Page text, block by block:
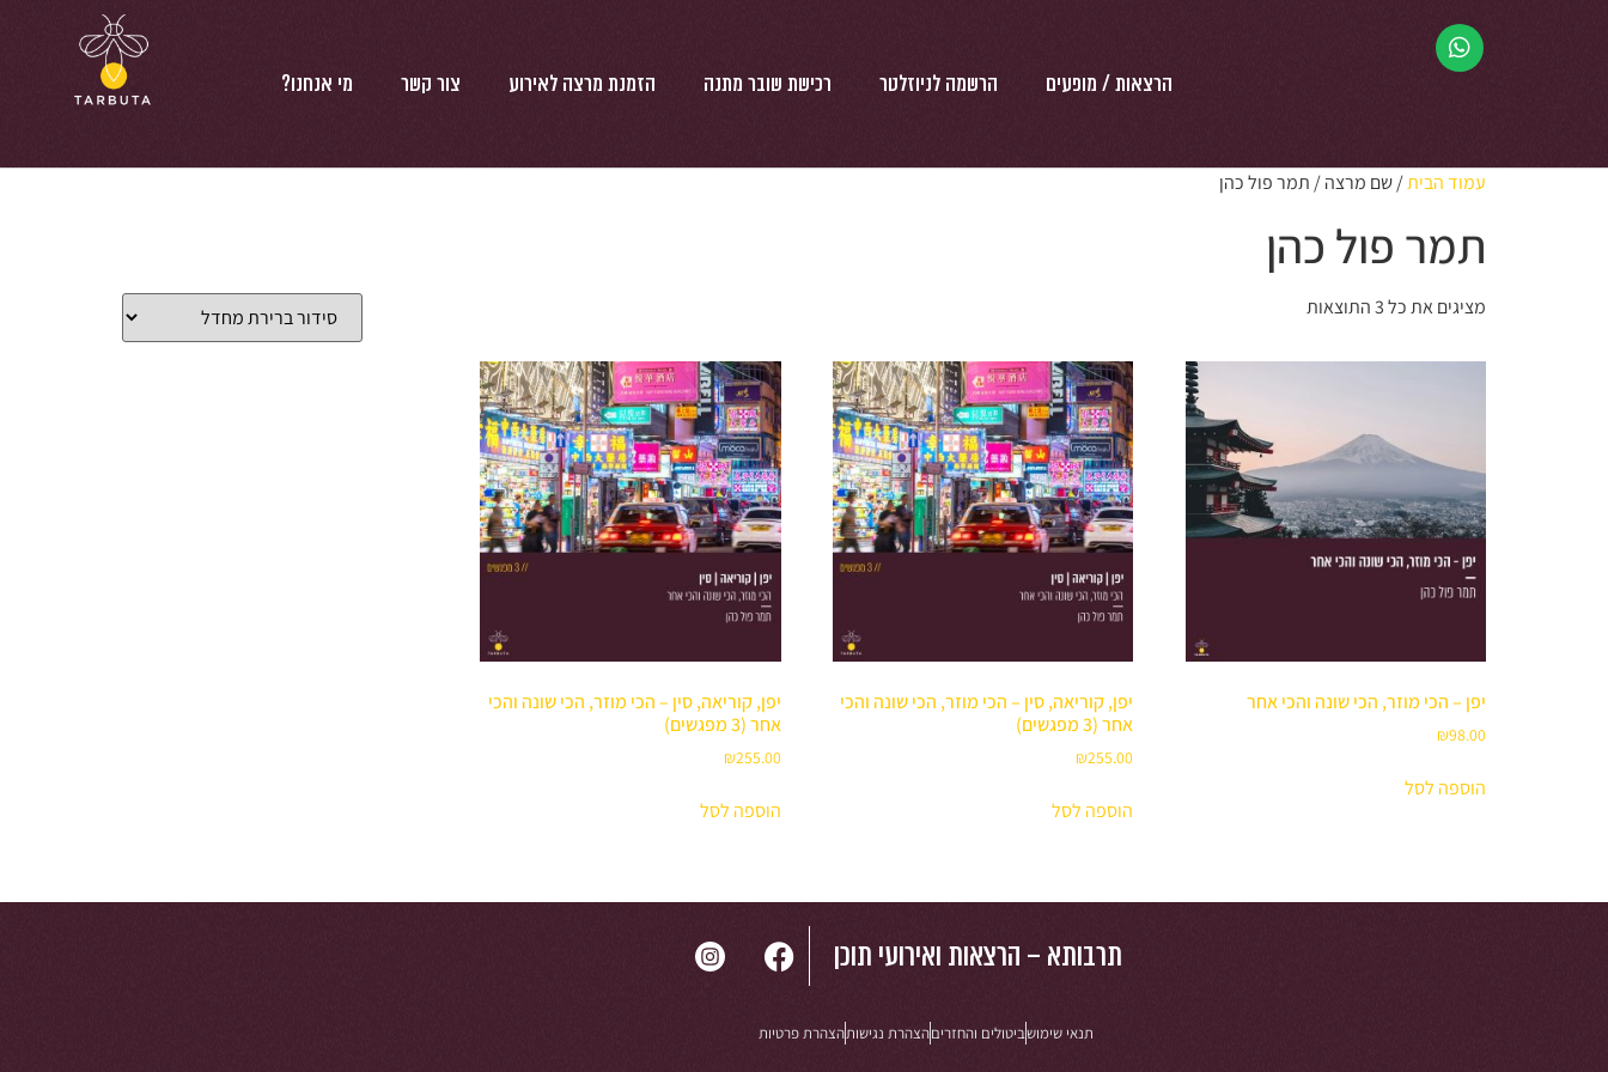
הרצאות / מופעים הרשמה לניוזלטר רכישת שובר מתנה הזמנת מרצה לאירוע צור קשר מי אנחנו?
עמוד הבית/ שם מרצה / תמר פול כהן
תמר פול כהן
מציגים את כל ⁦3⁩ התוצאות
יפן – הכי מוזר, הכי שונה והכי אחר
₪98.00
הוספה לסל
יפן, קוריאה, סין – הכי מוזר, הכי שונה והכי
אחר (3 מפגשים)
₪255.00
הוספה לסל
יפן, קוריאה, סין – הכי מוזר, הכי שונה והכי
אחר (3 מפגשים)
₪255.00
הוספה לסל
תרבותא – הרצאות ואירועי תוכן
תנאי שימושביטולים והחזריםהצהרת נגישותהצהרת פרטיות